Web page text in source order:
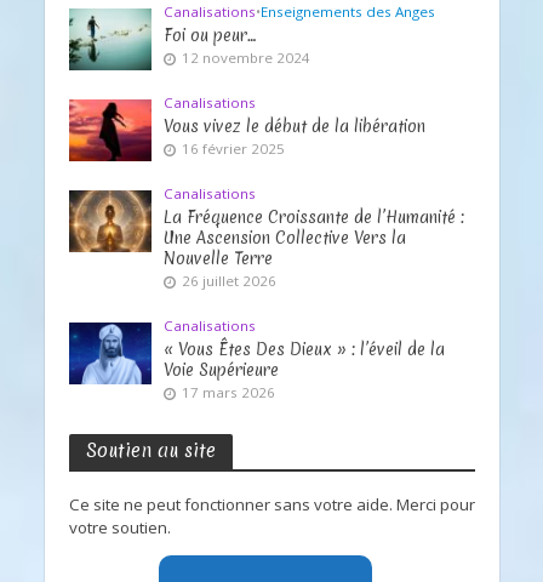
Canalisations•Enseignements des Anges
Foi ou peur…
12 novembre 2024
Canalisations
Vous vivez le début de la libération
16 février 2025
Canalisations
La Fréquence Croissante de l’Humanité :
Une Ascension Collective Vers la
Nouvelle Terre
26 juillet 2026
Canalisations
« Vous Êtes Des Dieux » : l’éveil de la
Voie Supérieure
17 mars 2026
Soutien au site
Ce site ne peut fonctionner sans votre aide. Merci pour
votre soutien.